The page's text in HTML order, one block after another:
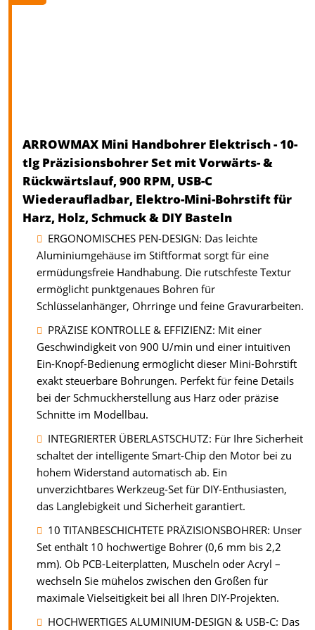
ARROWMAX Mini Handbohrer Elektrisch - 10-
tlg Präzisionsbohrer Set mit Vorwärts- &
Rückwärtslauf, 900 RPM, USB-C
Wiederaufladbar, Elektro-Mini-Bohrstift für
Harz, Holz, Schmuck & DIY Basteln
ERGONOMISCHES PEN-DESIGN: Das leichte
Aluminiumgehäuse im Stiftformat sorgt für eine
ermüdungsfreie Handhabung. Die rutschfeste Textur
ermöglicht punktgenaues Bohren für
Schlüsselanhänger, Ohrringe und feine Gravurarbeiten.
PRÄZISE KONTROLLE & EFFIZIENZ: Mit einer
Geschwindigkeit von 900 U/min und einer intuitiven
Ein-Knopf-Bedienung ermöglicht dieser Mini-Bohrstift
exakt steuerbare Bohrungen. Perfekt für feine Details
bei der Schmuckherstellung aus Harz oder präzise
Schnitte im Modellbau.
INTEGRIERTER ÜBERLASTSCHUTZ: Für Ihre Sicherheit
schaltet der intelligente Smart-Chip den Motor bei zu
hohem Widerstand automatisch ab. Ein
unverzichtbares Werkzeug-Set für DIY-Enthusiasten,
das Langlebigkeit und Sicherheit garantiert.
10 TITANBESCHICHTETE PRÄZISIONSBOHRER: Unser
Set enthält 10 hochwertige Bohrer (0,6 mm bis 2,2
mm). Ob PCB-Leiterplatten, Muscheln oder Acryl –
wechseln Sie mühelos zwischen den Größen für
maximale Vielseitigkeit bei all Ihren DIY-Projekten.
HOCHWERTIGES ALUMINIUM-DESIGN & USB-C: Das